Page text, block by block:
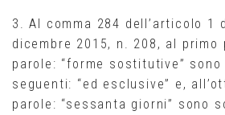
3. Al comma 284 dell’articolo 1
dicembre 2015, n. 208, al primo
parole: “forme sostitutive”
seguenti: “ed esclusive” e,
parole: “sessanta giorni” sono